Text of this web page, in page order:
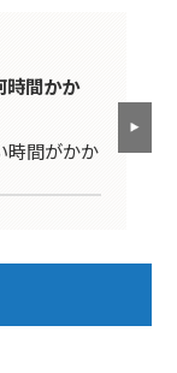
時間かか
時間がかか